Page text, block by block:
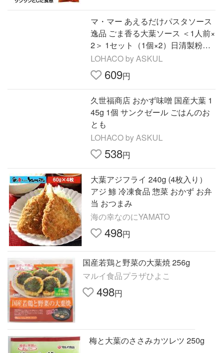
マ・マー あえるだけパスタソース
逸品 ごま香る大葉ソース ＜1人前×
2＞ 1セット（1個×2）日清製粉ウ
ェルナ
LOHACO by ASKUL
609円
久世福商店 おかず味噌 国産大葉 1
45g 1個 サンクゼール ごはんのお
とも
LOHACO by ASKUL
538円
大葉アジフライ 240g (4枚入り）
アジ 鯵 冷凍食品 惣菜 おかず お弁
当 おつまみ
海の幸なのにYAMATO
498円
国産若鶏と野菜の大葉焼 256g
マルイ食品プラザひよこ
498円
梅と大葉のささみカツレツ 250g